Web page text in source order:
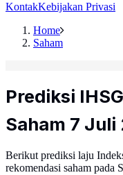
KontakKebijakan Privasi
Home
Saham
Prediksi
Saham 7 Juli
Berikut prediksi laju
rekomendasi saham pada